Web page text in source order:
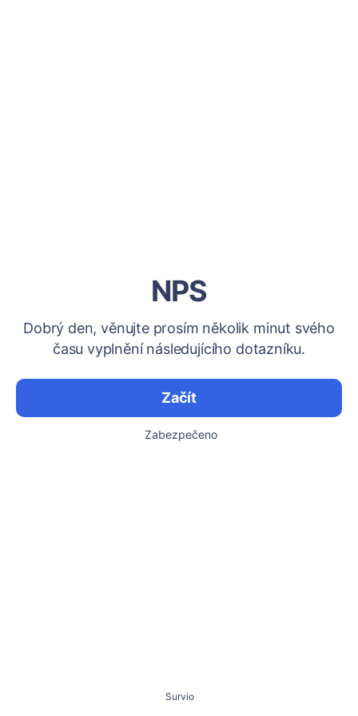
NPS
Dobrý den, věnujte prosím několik minut svého
času vyplnění následujícího dotazníku.
Začít
Zabezpečeno
Survio